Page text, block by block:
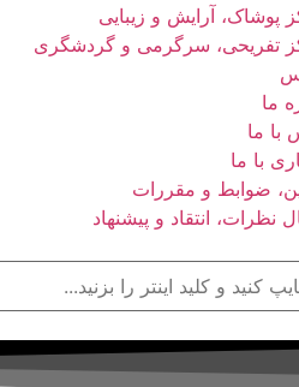
پوشاک، آرایش و زیبایی
تفریحی، سرگرمی و گردشگری
ما
با ما
با ما
ضوابط و مقررات
نظرات، انتقاد و پیشنهاد